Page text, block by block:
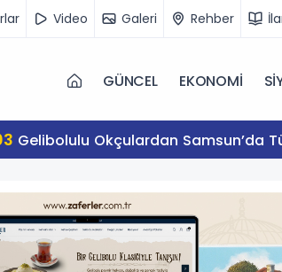
Video Galeri Rehber
GÜNCEL EKONOMİ
Gelibolulu Okçulardan Samsun’da